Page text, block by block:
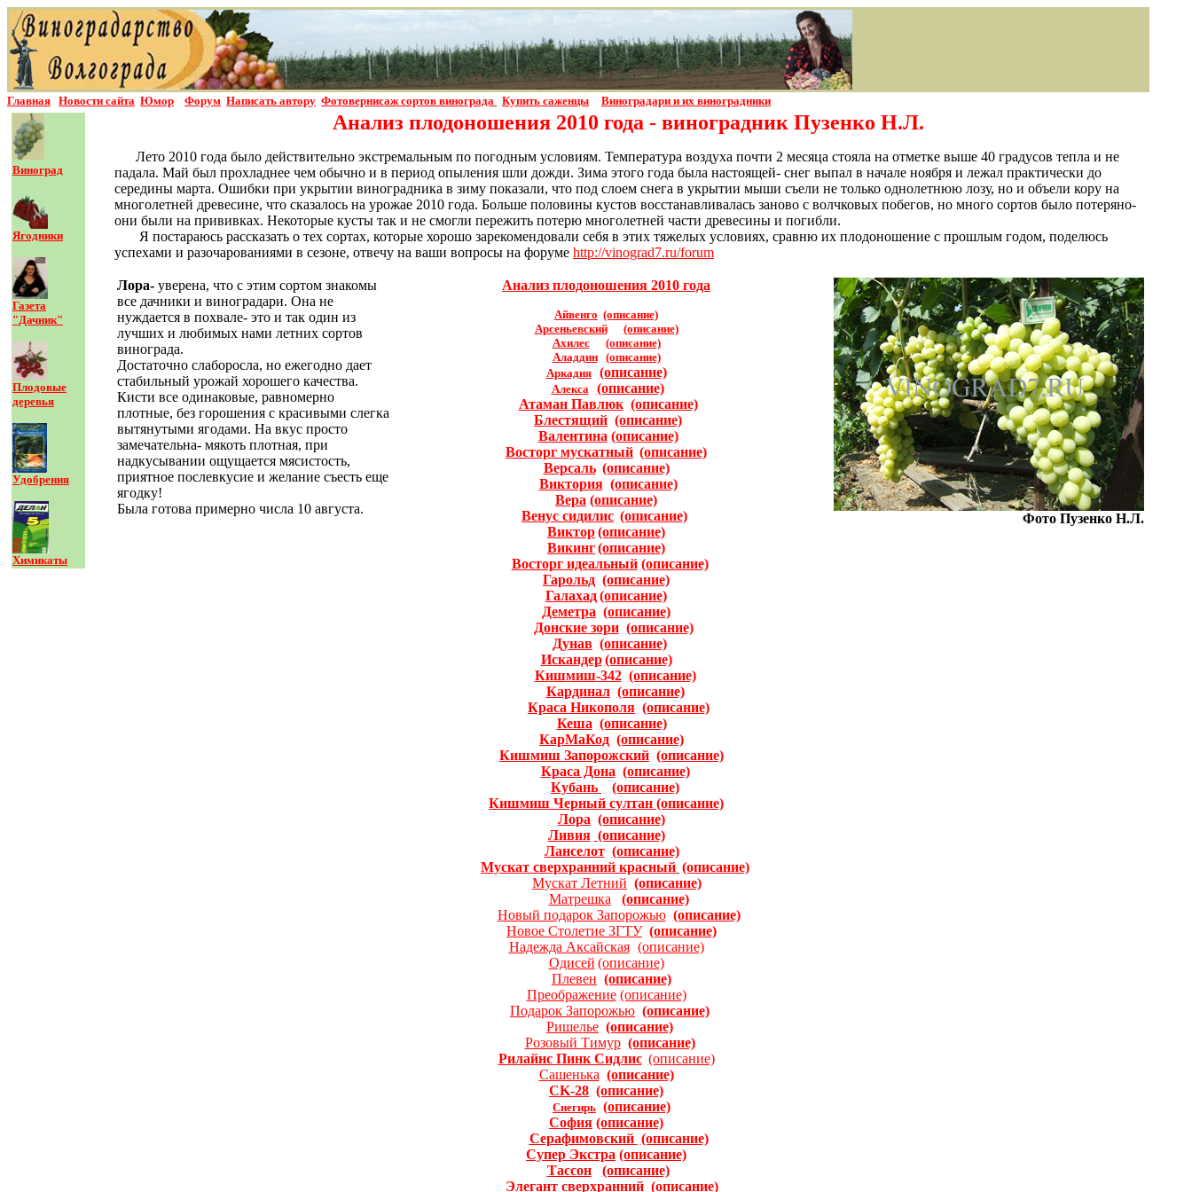
Главная Новости сайта Юмор Форум Написать автору Фотовернисаж сортов винограда Купить саженцы Виноградари и их виноградники
Виноград
Ягодники
Газета
"Дачник"
Плодовые
деревья
Удобрения
Химикаты
Анализ плодоношения 2010 года - виноградник Пузенко Н.Л.
Лето 2010 года было действительно экстремальным по погодным условиям. Температура воздуха почти 2 месяца стояла на отметке выше 40 градусов тепла и не
падала. Май был прохладнее чем обычно и в период опыления шли дожди. Зима этого года была настоящей- снег выпал в начале ноября и лежал практически до
середины марта. Ошибки при укрытии виноградника в зиму показали, что под слоем снега в укрытии мыши съели не только однолетнюю лозу, но и объели кору на
многолетней древесине, что сказалось на урожае 2010 года. Больше половины кустов восстанавливалась заново с волчковых побегов, но много сортов было потеряно-
они были на прививках. Некоторые кусты так и не смогли пережить потерю многолетней части древесины и погибли.
Я постараюсь рассказать о тех сортах, которые хорошо зарекомендовали себя в этих тяжелых условиях, сравню их плодоношение с прошлым годом, поделюсь
успехами и разочарованиями в сезоне, отвечу на ваши вопросы на форуме http://vinograd7.ru/forum
Лора- уверена, что с этим сортом знакомы
все дачники и виноградари. Она не
нуждается в похвале- это и так один из
лучших и любимых нами летних сортов
винограда.
Достаточно слаборосла, но ежегодно дает
стабильный урожай хорошего качества.
Кисти все одинаковые, равномерно
плотные, без горошения с красивыми слегка
вытянутыми ягодами. На вкус просто
замечательна- мякоть плотная, при
надкусывании ощущается мясистость,
приятное послевкусие и желание съесть еще
ягодку!
Была готова примерно числа 10 августа.
Анализ плодоношения 2010 года
Айвенго (описание)
Арсеньевский
(описание)
Ахилес
(описание)
Аладдин
(описание)
Аркадия
(описание)
Алекса
(описание)
Атаман Павлюк (описание)
Блестящий (описание)
Валентина (описание)
Восторг мускатный (описание)
Версаль (описание)
Виктория (описание)
Вера (описание)
Венус сидилис (описание)
Виктор(описание)
Викинг(описание)
Восторг идеальный (oписание)
Гарольд (описание)
Галахад(описание)
Деметра (описание)
Донские зори (описание)
Дунав (описание)
Искандер (описание)
Кишмиш-342 (описание)
Кардинал (описание)
Краса Никополя (описание)
Кеша (описание)
КарМаКод (описание)
Кишмиш Запорожский (описание)
Краса Дона (описание)
Кубань
(описание)
Кишмиш Черный султан (описание)
Лора (описание)
Ливия (описание)
Ланселот (описание)
Мускат сверхранний красный (описание)
Мускат Летний (описание)
Матрешка
(описание)
Новый подарок Запорожью (описание)
Новое Столетие ЗГТУ (описание)
Надежда Аксайская (описание)
Одисей (описание)
Плевен (описание)
Преображение (описание)
Подарок Запорожью (описание)
Ришелье (описание)
Розовый Тимур (описание)
Рилайнс Пинк Сидлис (описание)
Сашенька (описание)
CK-28 (описание)
Снегирь (описание)
София (описание)
Серафимовский (описание)
Супер Экстра (oписание)
Тассон
(описание)
Элегант сверхранний (описание)
Фото Пузенко Н.Л.